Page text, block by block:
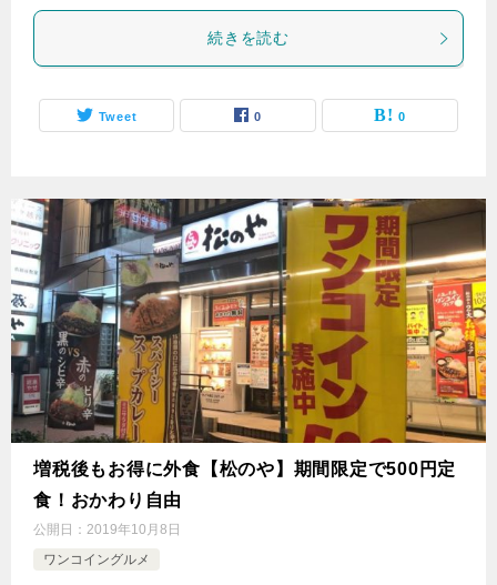
続きを読む
Tweet 0 0
増税後もお得に外食【松のや】期間限定で500円定
食！おかわり自由
公開日： 2019年10月8日
ワンコイングルメ